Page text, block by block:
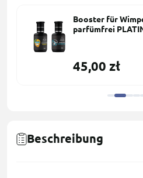
Booster für
parfümfrei
45,00 zł
Beschreibung